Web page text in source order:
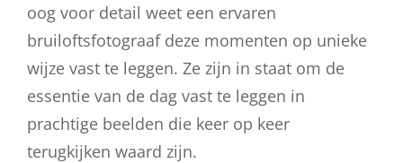
oog voor detail weet een ervaren
bruiloftsfotograaf deze momenten op unieke
wijze vast te leggen. Ze zijn in staat om de
essentie van de dag vast te leggen in
prachtige beelden die keer op keer
terugkijken waard zijn.